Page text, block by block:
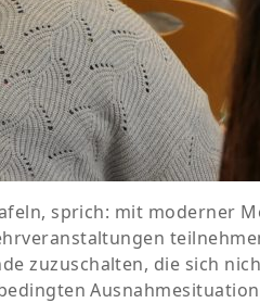
sprich: mit moderner
zuzuschalten, die sich